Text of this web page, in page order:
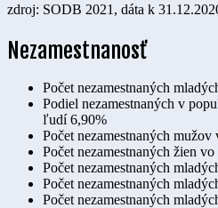
zdroj: SODB 2021, dáta k
Nezamestnanosť
Počet nezamestnaných
Podiel nezamestnaných v
ľudí 6,90%
Počet nezamestnaných
Počet nezamestnaných žien
Počet nezamestnaných
Počet nezamestnaných
Počet nezamestnaných